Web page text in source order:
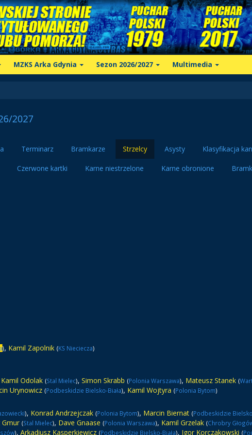
MZKS Arka Gdynia Sezon 2026/2027 Multimedia
2027
Terminarz Bramkarze Strzelcy Asysty Klasyfikacja
Czerwone kartki Karne niestrzelone Karne obronione
), Kamil Zapolnik (KS Nieciecza)
Kamil Odolak (Stal Mielec), Simon Skrabb (Polonia Warszawa), Mateusz Stanek (
Urynowicz (Podbeskidzie Bielsko-Biała), Kamil Wojtyra (Polonia Bytom)
), Konrad Andrzejczak (Polonia Bytom), Marcin Biernat (Podbeskidzie
(Stal Mielec), Dave Gnaase (Polonia Warszawa), Kamil Grzelak (Chrobry
), Arkadiusz Kasperkiewicz (Podbeskidzie Bielsko-Biała), Igor Korczakowski (